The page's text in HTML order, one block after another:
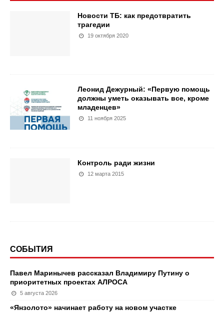
Новости ТБ: как предотвратить
трагедии
19 октября 2020
Леонид Дежурный: «Первую помощь
должны уметь оказывать все, кроме
младенцев»
11 ноября 2025
Контроль ради жизни
12 марта 2015
СОБЫТИЯ
Павел Маринычев рассказал Владимиру Путину о
приоритетных проектах АЛРОСА
5 августа 2026
«Янзолото» начинает работу на новом участке